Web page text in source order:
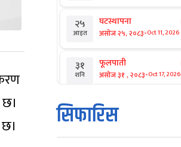
२५
आइत
घटस्थापना
असोज २५, २०८३-Oct 11, 2026
३१
शनि
फूलपाती
असोज ३१ , २०८३-Oct 17, 2026
१
आइत
कार्तिक सङ्क्रान्ति
कार्तिक १, २०८३
सिफारिस